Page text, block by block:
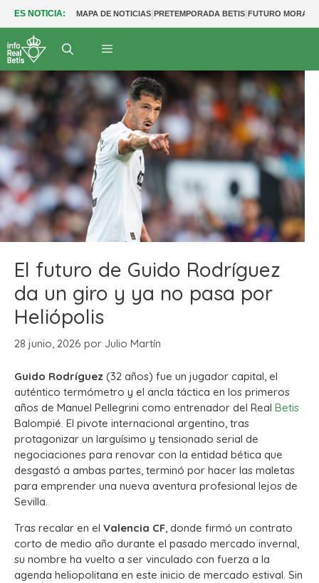
ES NOTICIA: MAPA DE NOTICIAS|PRETEMPORADA BETIS|FUTURO
El futuro de Guido Rodríguez
da un giro y ya no pasa por
Heliópolis
28 junio, 2026 por Julio Martín
Guido Rodríguez (32 años) fue un jugador capital, el
auténtico termómetro y el ancla táctica en los primeros
años de Manuel Pellegrini como entrenador del Real Betis
Balompié. El pivote internacional argentino, tras
protagonizar un larguísimo y tensionado serial de
negociaciones para renovar con la entidad bética que
desgastó a ambas partes, terminó por hacer las maletas
para emprender una nueva aventura profesional lejos de
Sevilla.
Tras recalar en el Valencia CF, donde firmó un contrato
corto de medio año durante el pasado mercado invernal,
su nombre ha vuelto a ser vinculado con fuerza a la
agenda heliopolitana en este inicio de mercado estival. Sin